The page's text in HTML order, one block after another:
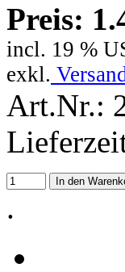
Preis:
incl. 19 %
exkl.
Art.Nr.:
.